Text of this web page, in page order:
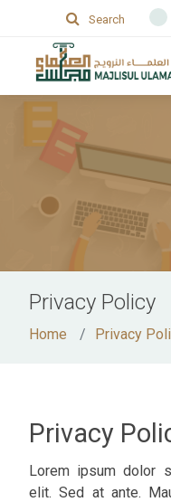
Search
Privacy Policy
Home Privacy
Privacy
Lorem ipsum dolor
elit. Sed at ante.